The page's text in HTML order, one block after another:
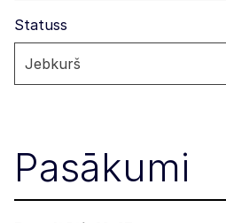
Statuss
Pasākumi